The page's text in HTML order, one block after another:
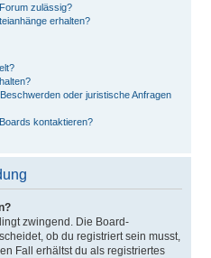
zulässig?
erhalten?
oder juristische Anfragen
kontaktieren?
zwingend. Die Board-
ob du registriert sein musst,
Fall erhältst du als registriertes